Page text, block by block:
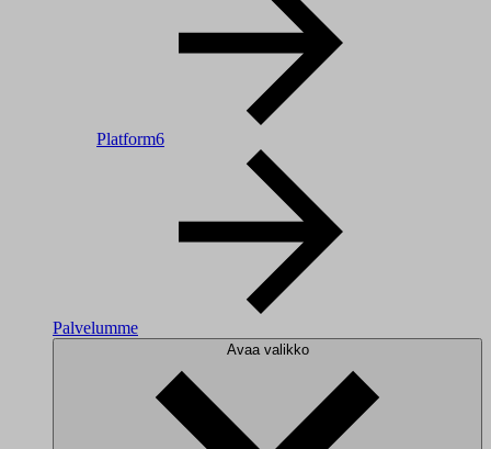
Platform6
Palvelumme
Avaa valikko